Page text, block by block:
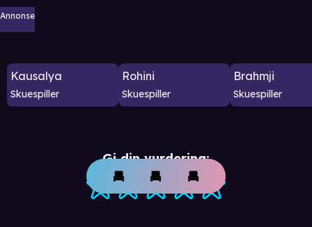
Annonse
Kausalya
Skuespiller
Rohini
Skuespiller
Brahmji
Skuespiller
Gi din vurdering: